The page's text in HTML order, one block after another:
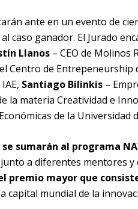
ante en un evento de
caso ganador. El Jurado
Llanos– CEO de Molinos
Centro de Entrepeneurship
Santiago Bilinkis–
la materia Creatividad e
de la Universidad
sumarán al programa
a diferentes mentores y
premio mayor que
capital mundial de la